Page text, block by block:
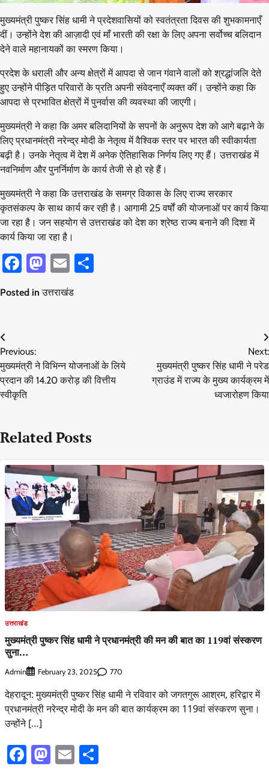
मुख्यमंत्री पुष्कर सिंह धामी ने प्रदेशवासियों को स्वतंत्रता दिवस की शुभकामनाएँ
दीं। उन्होंने देश की आज़ादी एवं माँ भारती की रक्षा के लिए अपना सर्वोच्च बलिदान
देने वाले महानायकों का स्मरण किया।
प्रदेश के धराली और अन्य क्षेत्रों में आपदा से जान गंवाने वालों को श्रद्धांजलि देते
हुए उन्होंने पीड़ित परिवारों के प्रति अपनी संवेदनाएँ व्यक्त कीं। उन्होंने कहा कि
आपदा से प्रभावित क्षेत्रों में पुनर्वास की व्यवस्था की जाएगी।
मुख्यमंत्री ने कहा कि अमर बलिदानियों के सपनों के अनुरूप देश को आगे बढ़ाने के
लिए प्रधानमंत्री नरेन्द्र मोदी के नेतृत्व में वैश्विक स्तर पर भारत की स्वीकार्यता
बढ़ी है। उनके नेतृत्व में देश में अनेक ऐतिहासिक निर्णय लिए गए हैं। उत्तराखंड में
नवनिर्माण और पुनर्निर्माण के कार्य तेजी से हो रहे हैं।
मुख्यमंत्री ने कहा कि उत्तराखंड के समग्र विकास के लिए राज्य सरकार
कृतसंकल्प के साथ कार्य कर रही है। आगामी 25 वर्षों की योजनाओं पर कार्य किया
जा रहा है। जन सहयोग से उत्तराखंड को देश का श्रेष्ठ राज्य बनाने की दिशा में
कार्य किया जा रहा है।
Facebook
Mastodon
Email
Posted inउत्तराखंड
Post
navigation
Previous:
मुख्यमंत्री ने विभिन्न योजनाओं के लिये
प्रदान की 14.20 करोड़ की वित्तीय
स्वीकृति
Next:
मुख्यमंत्री पुष्कर सिंह धामी ने परेड
ग्राउंड में राज्य के मुख्य कार्यक्रम में
ध्वजारोहण किया
Related Posts
उत्तराखंड
मुख्यमंत्री पुष्कर सिंह धामी ने प्रधानमंत्री की मन की बात का 119वां संस्करण
सुना…
Admin February 23, 2025 770
देहरादून: मुख्यमंत्री पुष्कर सिंह धामी ने रविवार को जगतगुरू आश्रम, हरिद्वार में
प्रधानमंत्री नरेन्द्र मोदी के मन की बात कार्यक्रम का 119वां संस्करण सुना।
उन्होंने […]
Facebook
Mastodon
Email